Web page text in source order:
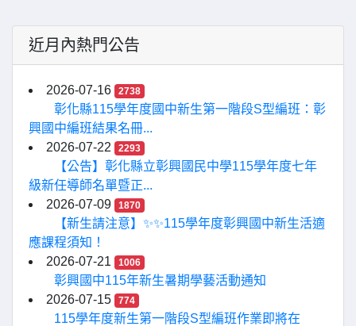
近月內熱門公告
2026-07-16 2738
彰化縣115學年度國中新生第一階段S型編班：彰
興國中編班結果名冊...
2026-07-22
2293
【公告】彰化縣立彰興國民中學115學年度七年
級新任導師名單暨正...
2026-07-09
1870
【新生請注意】✨✨115學年度彰興國中新生活適
應課程須知！
2026-07-21
1006
彰興國中115年新生暑期學藝活動通知
2026-07-15
774
115學年度新生第一階段S型編班作業即將在